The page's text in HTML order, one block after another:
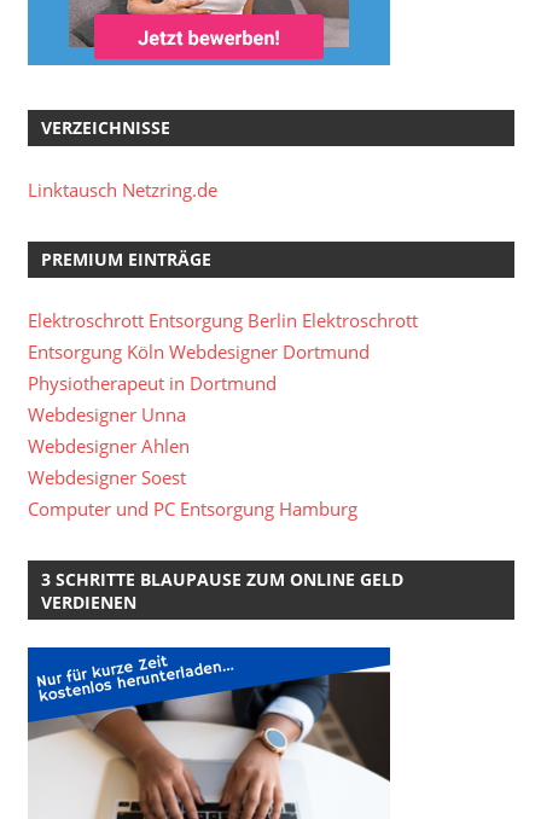
VERZEICHNISSE
Linktausch Netzring.de
PREMIUM EINTRÄGE
Elektroschrott Entsorgung Berlin Elektroschrott
Entsorgung Köln Webdesigner Dortmund
Physiotherapeut in Dortmund
Webdesigner Unna
Webdesigner Ahlen
Webdesigner Soest
Computer und PC Entsorgung Hamburg
3 SCHRITTE BLAUPAUSE ZUM ONLINE GELD
VERDIENEN